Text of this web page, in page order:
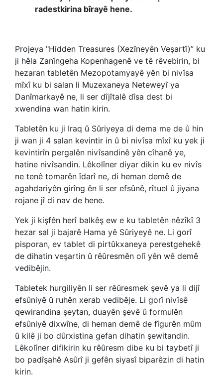
radestkirina bîrayê hene.
Projeya "Hidden Treasures (Xezîneyên Veşartî)” ku
ji hêla Zanîngeha Kopenhagenê ve tê rêvebirin, bi
hezaran tabletên Mezopotamyayê yên bi nivîsa
mîxî ku bi salan li Muzexaneya Neteweyî ya
Danîmarkayê ne, li ser dîjîtalê dîsa dest bi
xwendina wan hatin kirin.
Tabletên ku ji Iraq û Sûriyeya di dema me de û hin
ji wan ji 4 salan kevintir in û bi nivîsa mîxî ku yek ji
kevintirîn pergalên nivîsandinê yên cîhanê ye,
hatine nivîsandin. Lêkolîner diyar dikin ku ev nivîs
ne tenê tomarên îdarî ne, di heman demê de
agahdariyên girîng ên li ser efsûnê, rîtuel û jiyana
rojane jî di nav de hene.
Yek ji kişfên herî balkêş ew e ku tabletên nêzîkî 3
hezar sal ji bajarê Hama yê Sûriyeyê ne. Li gorî
pisporan, ev tablet di pirtûkxaneya perestgehekê
de dihatin veşartin û rêûresmên olî yên wê demê
vedibêjin.
Tabletek hurgiliyên li ser rêûresmek şevê ya li dijî
efsûniyê û ruhên xerab vedibêje. Li gorî nivîsê
qewirandina şeytan, duayên şevê û formulên
efsûniyê dixwîne, di heman demê de fîgurên mûm
û kilê ji bo dûrxistina gefan dihatin şewitandin.
Lêkolîner difikirin ku rêûresm dibe ku bi taybetî ji
bo padîşahê Asûrî ji gefên siyasî biparêzin di hatin
kirin.